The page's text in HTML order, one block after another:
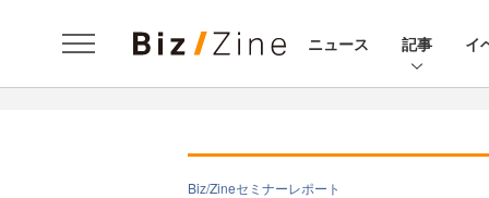
ニュース 記事 イ
Biz/Zineセミナーレポート